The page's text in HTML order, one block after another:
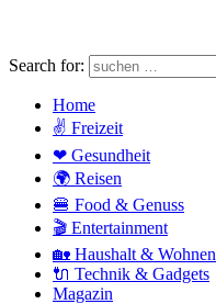
Search for:
Home
✌ Freizeit
❤ Gesundheit
🌍 Reisen
🍔 Food & Genuss
🎬 Entertainment
🏡 Haushalt & Wohnen
🔌 Technik & Gadgets
Magazin